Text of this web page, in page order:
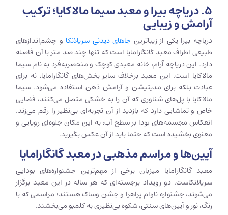
۵. دریاچه بیرا و معبد سیما مالاکایا؛ ترکیب
آرامش و زیبایی
دریاچه بیرا یکی از زیباترین جاهای دیدنی سریلانکا و چشم‌اندازهای
طبیعی اطراف معبد گانگارامایا است که تنها چند صد متر با آن فاصله
دارد. این دریاچه آرام، خانه معبدی کوچک و منحصربه‌فرد به نام سیما
مالاکایا است. این معبد برخلاف سایر بخش‌های گانگارامایا، نه برای
عبادت بلکه برای مدیتیشن و آرامش ذهن استفاده می‌شود. سیما
مالاکایا با پل‌های شناوری که آن را به خشکی متصل می‌کنند، فضایی
خاص و تماشایی دارد که بازدید از آن تجربه‌ای بی‌نظیر را رقم می‌زند.
انعکاس مجسمه‌های بودا بر سطح آب، به این مکان جلوه‌ای رویایی و
معنوی بخشیده است که حتما باید از آن عکس بگیرید.
آیین‌ها و مراسم مذهبی در معبد گانگارامایا
معبد گانگارامایا میزبان برخی از مهم‌ترین جشنواره‌های بودایی
سریلانکاست. دو رویداد برجسته‌ای که هر ساله در این معبد برگزار
می‌شوند، جشنواره ناوام پراهرا و جشن وساک هستند؛ مراسمی که با
رنگ، نور و آیین‌های سنتی، شکوه بی‌نظیری به کلمبو می‌بخشند.